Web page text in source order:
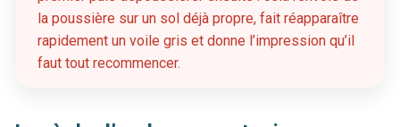
la poussière sur un sol déjà propre, fait réapparaître
rapidement un voile gris et donne l’impression qu’il
faut tout recommencer.